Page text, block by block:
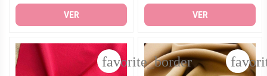
VER VER
favorite_border